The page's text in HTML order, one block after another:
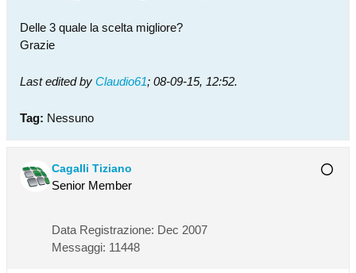
Delle 3 quale la scelta migliore?
Grazie
Last edited by Claudio61; 08-09-15, 12:52.
Tag: Nessuno
Cagalli Tiziano
Senior Member
Data Registrazione: Dec 2007
Messaggi: 11448